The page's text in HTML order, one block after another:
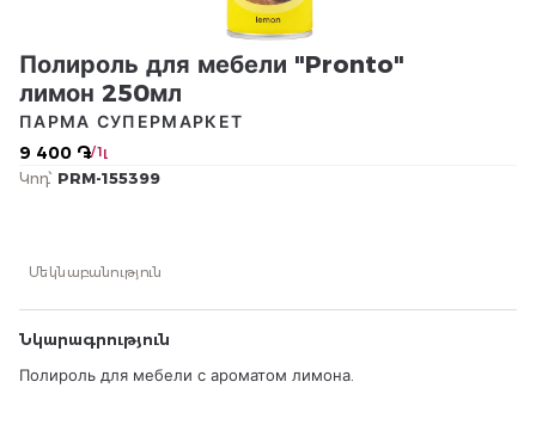
Полироль для мебели "Pronto"
лимон 250мл
9 400 ֏/ 1լ
ПАРМА СУПЕРМАРКЕТ
Կոդ՝ PRM-155399
Մեկնաբանություն
Նկարագրություն
Полироль для мебели с ароматом лимона.